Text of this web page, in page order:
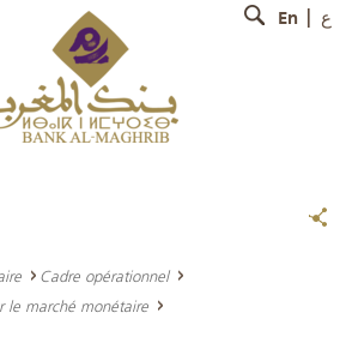
En ع
Cadre opérationnel
le marché monétaire